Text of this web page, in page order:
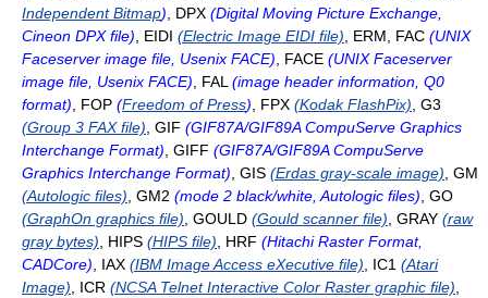
Independent Bitmap) , DPX (Digital Moving Picture Exchange,
Cineon DPX file) , EIDI (Electric Image EIDI file) , ERM, FAC (UNIX
Faceserver image file, Usenix FACE) , FACE (UNIX Faceserver
image file, Usenix FACE) , FAL (image header information, Q0
format) , FOP (Freedom of Press) , FPX (Kodak FlashPix) , G3
(Group 3 FAX file) , GIF (GIF87A/GIF89A CompuServe Graphics
Interchange Format) , GIFF (GIF87A/GIF89A CompuServe
Graphics Interchange Format) , GIS (Erdas gray-scale image) , GM
(Autologic files) , GM2 (mode 2 black/white, Autologic files) , GO
(GraphOn graphics file) , GOULD (Gould scanner file) , GRAY (raw
gray bytes) , HIPS (HIPS file) , HRF (Hitachi Raster Format,
CADCore) , IAX (IBM Image Access eXecutive file) , IC1 (Atari
Image) , ICR (NCSA Telnet Interactive Color Raster graphic file)